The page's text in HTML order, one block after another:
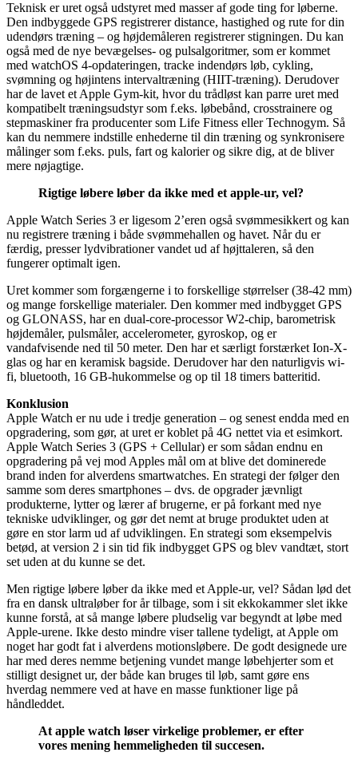
Teknisk er uret også udstyret med masser af gode ting for løberne.
Den indbyggede GPS registrerer distance, hastighed og rute for din
udendørs træning – og højdemåleren registrerer stigningen. Du kan
også med de nye bevægelses- og pulsalgoritmer, som er kommet
med watchOS 4-opdateringen, tracke indendørs løb, cykling,
svømning og højintens intervaltræning (HIIT-træning). Derudover
har de lavet et Apple Gym-kit, hvor du trådløst kan parre uret med
kompatibelt træningsudstyr som f.eks. løbebånd, crosstrainere og
stepmaskiner fra producenter som Life Fitness eller Technogym. Så
kan du nemmere indstille enhederne til din træning og synkronisere
målinger som f.eks. puls, fart og kalorier og sikre dig, at de bliver
mere nøjagtige.
Rigtige løbere løber da ikke med et apple-ur, vel?
Apple Watch Series 3 er ligesom 2’eren også svømmesikkert og kan
nu registrere træning i både svømmehallen og havet. Når du er
færdig, presser lydvibrationer vandet ud af højttaleren, så den
fungerer optimalt igen.
Uret kommer som forgængerne i to forskellige størrelser (38-42 mm)
og mange forskellige materialer. Den kommer med indbygget GPS
og GLONASS, har en dual-core-processor W2-chip, barometrisk
højdemåler, pulsmåler, accelerometer, gyroskop, og er
vandafvisende ned til 50 meter. Den har et særligt forstærket Ion-X-
glas og har en keramisk bagside. Derudover har den naturligvis wi-
fi, bluetooth, 16 GB-hukommelse og op til 18 timers batteritid.
Konklusion
Apple Watch er nu ude i tredje generation – og senest endda med en
opgradering, som gør, at uret er koblet på 4G nettet via et esimkort.
Apple Watch Series 3 (GPS + Cellular) er som sådan endnu en
opgradering på vej mod Apples mål om at blive det dominerede
brand inden for alverdens smartwatches. En strategi der følger den
samme som deres smartphones – dvs. de opgrader jævnligt
produkterne, lytter og lærer af brugerne, er på forkant med nye
tekniske udviklinger, og gør det nemt at bruge produktet uden at
gøre en stor larm ud af udviklingen. En strategi som eksempelvis
betød, at version 2 i sin tid fik indbygget GPS og blev vandtæt, stort
set uden at du kunne se det.
Men rigtige løbere løber da ikke med et Apple-ur, vel? Sådan lød det
fra en dansk ultraløber for år tilbage, som i sit ekkokammer slet ikke
kunne forstå, at så mange løbere pludselig var begyndt at løbe med
Apple-urene. Ikke desto mindre viser tallene tydeligt, at Apple om
noget har godt fat i alverdens motionsløbere. De godt designede ure
har med deres nemme betjening vundet mange løbehjerter som et
stilligt designet ur, der både kan bruges til løb, samt gøre ens
hverdag nemmere ved at have en masse funktioner lige på
håndleddet.
At apple watch løser virkelige problemer, er efter
vores mening hemmeligheden til succesen.